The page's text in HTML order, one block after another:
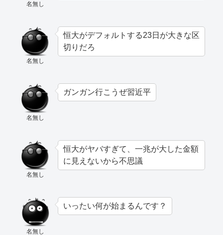
名無し
名無し
恒大がデフォルトする23日が大きな区
切りだろ
名無し
ガンガン行こうぜ習近平
名無し
恒大がヤバすぎて、一兆が大した金額
に見えないから不思議
名無し
いったい何が始まるんです？